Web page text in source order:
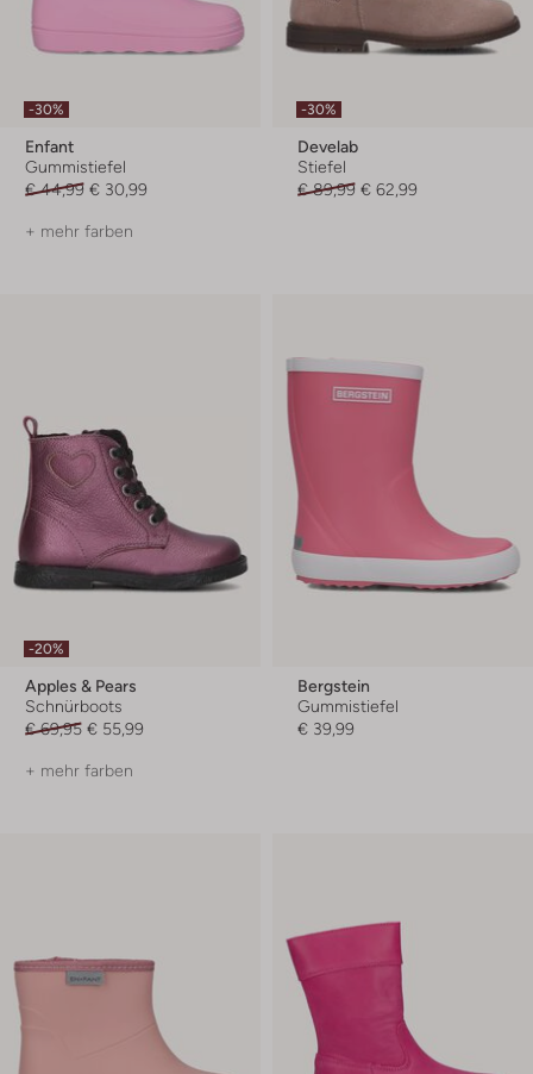
-30%
Enfant
Gummistiefel
€ 44,99 € 30,99
+ mehr farben
-30%
Develab
Stiefel
€ 89,99 € 62,99
-20%
Apples & Pears
Schnürboots
€ 69,95 € 55,99
+ mehr farben
Bergstein
Gummistiefel
€ 39,99